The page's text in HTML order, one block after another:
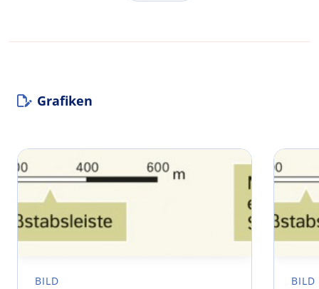
Grafiken
BILD BILD